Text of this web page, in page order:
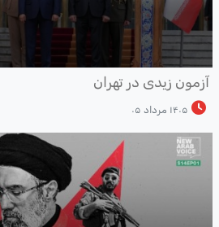
زیدی در تهران
۱۴۰۵ مرداد ۰۵